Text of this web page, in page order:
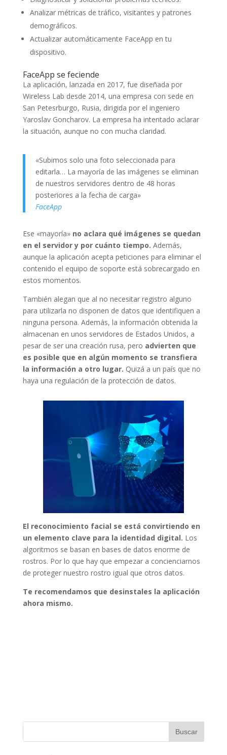
Analizar métricas de tráfico, visitantes y patrones
demográficos.
Actualizar automáticamente FaceApp en tu
dispositivo.
FaceApp se feciende
La aplicación, lanzada en 2017, fue diseñada por
Wireless Lab desde 2014, una empresa con sede en
San Petesrburgo, Rusia, dirigida por el ingeniero
Yaroslav Goncharov. La empresa ha intentado aclarar
la situación, aunque no con mucha claridad.
«Subimos solo una foto seleccionada para
editarla… La mayoría de las imágenes se eliminan
de nuestros servidores dentro de 48 horas
posteriores a la fecha de carga»
FaceApp
Ese «mayoría» no aclara qué imágenes se quedan
en el servidor y por cuánto tiempo. Además,
aunque la aplicación acepta peticiones para eliminar el
contenido el equipo de soporte está sobrecargado en
estos momentos.
También alegan que al no necesitar registro alguno
para utilizarla no disponen de datos que identifiquen a
ninguna persona. Además, la información obtenida la
almacenan en unos servidores de Estados Unidos, a
pesar de ser una creación rusa, pero advierten que
es posible que en algún momento se transfiera
la información a otro lugar. Quizá a un país que no
haya una regulación de la protección de datos.
El reconocimiento facial se está convirtiendo en
un elemento clave para la identidad digital. Los
algoritmos se basan en bases de datos enorme de
rostros. Por lo que hay que empezar a concienciarnos
de proteger nuestro rostro igual que otros datos.
Te recomendamos que desinstales la aplicación
ahora mismo.